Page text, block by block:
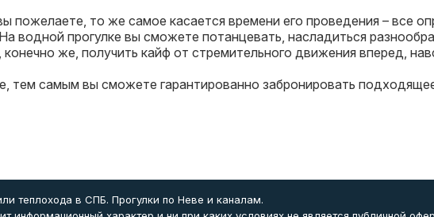
пожелаете, то же самое касается времени его проведения – все
водной прогулке вы сможете потанцевать, насладиться
же, получить кайф от стремительного движения вперед,
тем самым вы сможете гарантированно забронировать
теплохода в СПБ. Прогулки по Неве и каналам.